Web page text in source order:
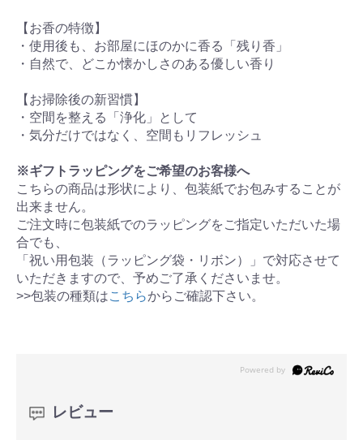
【お香の特徴】
・使用後も、お部屋にほのかに香る「残り香」
・自然で、どこか懐かしさのある優しい香り
【お掃除後の新習慣】
・空間を整える「浄化」として
・気分だけではなく、空間もリフレッシュ
※ギフトラッピングをご希望のお客様へ
こちらの商品は形状により、包装紙でお包みすることが
出来ません。
ご注文時に包装紙でのラッピングをご指定いただいた場
合でも、
「祝い用包装（ラッピング袋・リボン）」で対応させて
いただきますので、予めご了承くださいませ。
>>包装の種類はこちらからご確認下さい。
レビュー